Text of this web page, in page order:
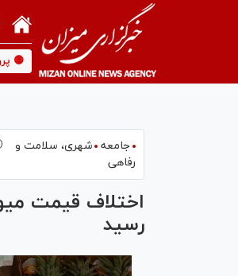
🟡
جامعه شهری،‌ سلامت و
رفاهی
رسید